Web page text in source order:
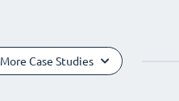
More Case Studies